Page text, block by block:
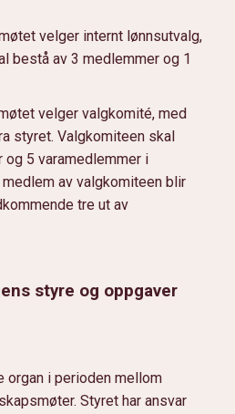
velger internt lønnsutvalg,
bestå av 3 medlemmer og 1
velger valgkomité, med
styret. Valgkomiteen skal
og 5 varamedlemmer i
av valgkomiteen blir
tre ut av
styre og oppgaver
organ i perioden mellom
Styret har ansvar